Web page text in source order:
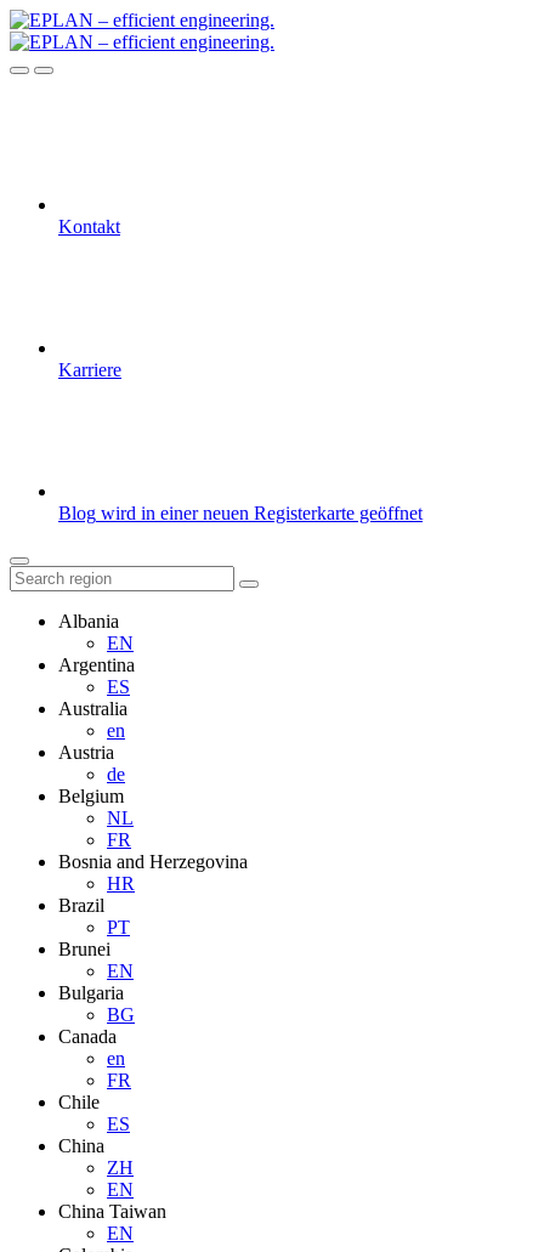
Kontakt
Karriere
Blog wird in einer neuen Registerkarte geöffnet
Albania
EN
Argentina
ES
Australia
en
Austria
de
Belgium
NL
FR
Bosnia and Herzegovina
HR
Brazil
PT
Brunei
EN
Bulgaria
BG
Canada
en
FR
Chile
ES
China
ZH
EN
China Taiwan
EN